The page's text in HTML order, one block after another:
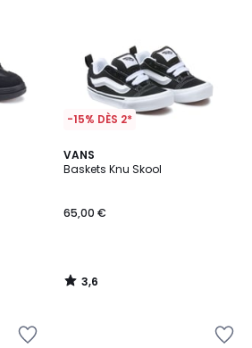
-15% DÈS 2*
VANS
Baskets Knu Skool
65,00 €
3,6
/ 5
3,6
/